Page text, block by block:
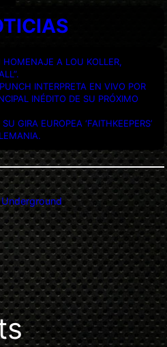
HOMENAJE A LOU KOLLER,
INTERPRETA EN VIVO POR
INÉDITO DE SU PRÓXIMO
GIRA EUROPEA ‘FAITHKEEPERS’